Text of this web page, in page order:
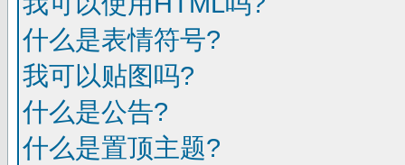
什么是表情符号?
我可以贴图吗?
什么是公告?
什么是置顶主题?